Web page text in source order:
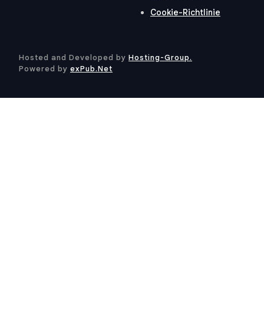
Cookie-Richtlinie
Hosted and Developed by Hosting-Group.
Powered by exPub.Net